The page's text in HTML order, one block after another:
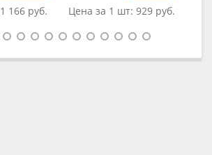
1 166 руб.
Цена за 1 шт: 929 руб.